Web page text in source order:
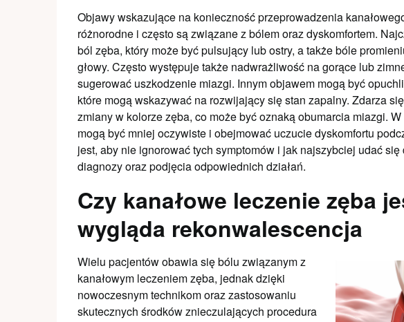
Objawy wskazujące na konieczność przeprowadzenia
różnorodne i często są związane z bólem oraz dyskomfortem.
ból zęba, który może być pulsujący lub ostry, a także bóle
głowy. Często występuje także nadwrażliwość na gorące lub
sugerować uszkodzenie miazgi. Innym objawem mogą być
które mogą wskazywać na rozwijający się stan zapalny. Zdarza
zmiany w kolorze zęba, co może być oznaką obumarcia miazgi.
mogą być mniej oczywiste i obejmować uczucie dyskomfortu
jest, aby nie ignorować tych symptomów i jak najszybciej udać
diagnozy oraz podjęcia odpowiednich działań.
Czy kanałowe leczenie zęba
wygląda rekonwalescencja
Wielu pacjentów obawia się bólu związanym z
kanałowym leczeniem zęba, jednak dzięki
nowoczesnym technikom oraz zastosowaniu
skutecznych środków znieczulających procedura